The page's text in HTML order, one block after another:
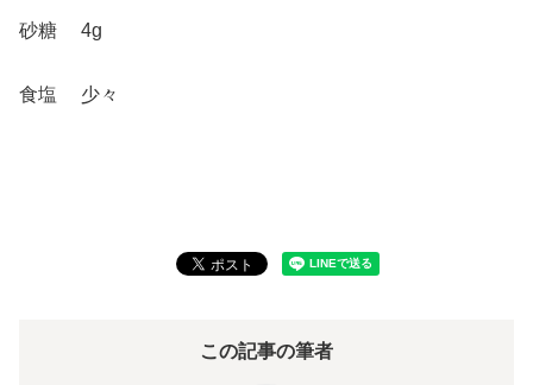
砂糖 4g
食塩 少々
この記事の筆者